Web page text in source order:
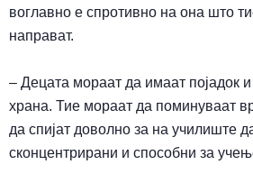
воглавно е спротивно на она што
направат.
– Децата мораат да имаат појадок и
храна. Тие мораат да поминуваат
да спијат доволно за на училиште
сконцентрирани и способни за